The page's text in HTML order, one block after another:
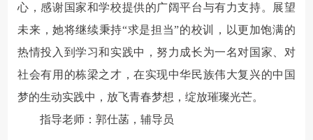
心，感谢国家和学校提供的广阔平台与有力支持。展望
未来，她将继续秉持“求是担当”的校训，以更加饱满的
热情投入到学习和实践中，努力成长为一名对国家、对
社会有用的栋梁之才，在实现中华民族伟大复兴的中国
梦的生动实践中，放飞青春梦想，绽放璀璨光芒。
指导老师：郭仕菡，辅导员